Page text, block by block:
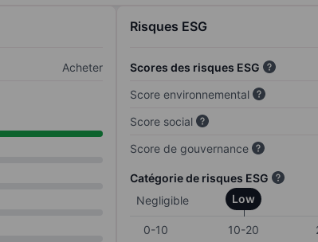
Acheter
Risques ESG
Scores des risques ESG
Score environnemental
Score social
Score de gouvernance
Catégorie de risques ESG
Negligible
Low
0-10 10-20